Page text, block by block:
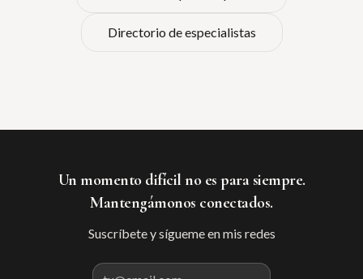
Directorio de especialistas
Un momento difícil no es para siempre.
Mantengámonos conectados.
Suscríbete y sígueme en mis redes